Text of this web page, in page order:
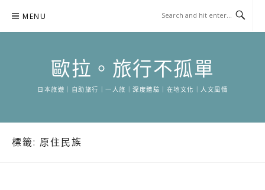
content
MENU
歐拉。旅行不孤單
日本旅遊｜自助旅行｜一人旅｜深度體驗｜在地文化｜人文風情
標籤: 原住民族